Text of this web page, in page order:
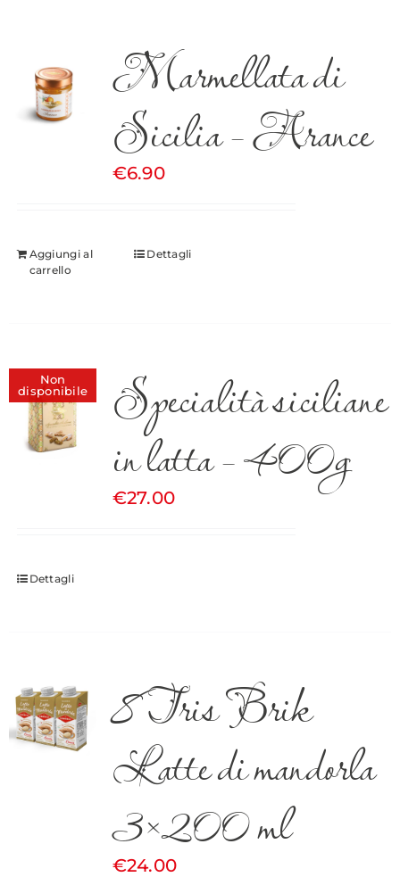
Marmellata di
Sicilia – Arance
€6.90
Aggiungi al
carrello
Dettagli
Non
disponibile
Specialità siciliane
in latta – 400g
€27.00
Dettagli
8 Tris Brik
Latte di mandorla
3×200 ml
€24.00